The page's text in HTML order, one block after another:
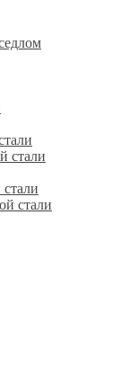
стали
стали